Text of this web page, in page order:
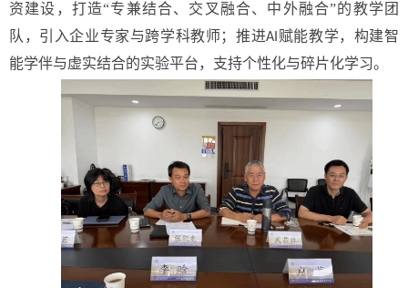
资建设，打造“专兼结合、交叉融合、中外融合”的教学团
队，引入企业专家与跨学科教师；推进AI 赋能教学，构建智
能学伴与虚实结合的实验平台，支持个性化与碎片化学习。